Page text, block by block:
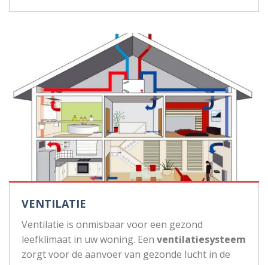
VENTILATIE
Ventilatie is onmisbaar voor een gezond
leefklimaat in uw woning. Een ventilatiesysteem
zorgt voor de aanvoer van gezonde lucht in de